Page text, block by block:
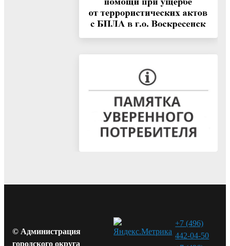
© Администрация
городского округа
+7 (496)
442-04-50